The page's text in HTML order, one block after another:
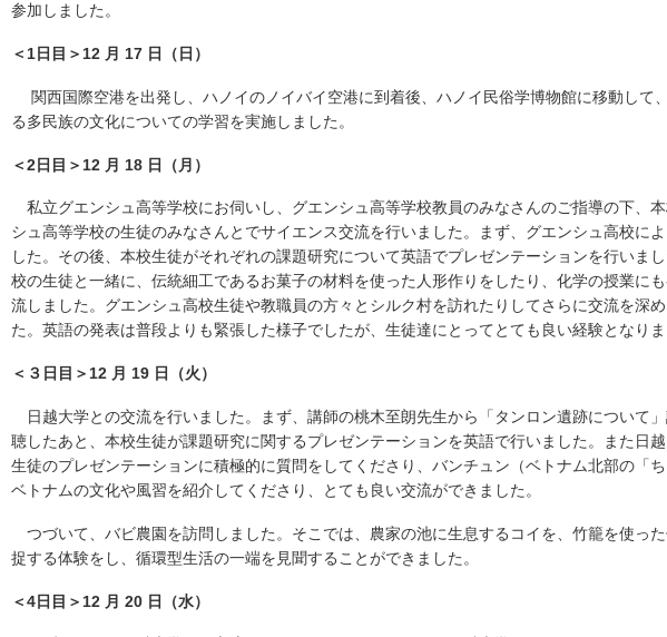
参加しました。
＜1日目＞12 月 17 日（日）
関西国際空港を出発し、ハノイのノイバイ空港に到着後、ハノイ民俗学博物館に移動して
る多民族の文化についての学習を実施しました。
＜2日目＞12 月 18 日（月）
私立グエンシュ高等学校にお伺いし、グエンシュ高等学校教員のみなさんのご指導の下、
シュ高等学校の生徒のみなさんとでサイエンス交流を行いました。まず、グエンシュ高校に
した。その後、本校生徒がそれぞれの課題研究について英語でプレゼンテーションを行いま
校の生徒と一緒に、伝統細工であるお菓子の材料を使った人形作りをしたり、化学の授業に
流しました。グエンシュ高校生徒や教職員の方々とシルク村を訪れたりしてさらに交流を深
た。英語の発表は普段よりも緊張した様子でしたが、生徒達にとってとても良い経験となりま
＜３日目＞12 月 19 日（火）
日越大学との交流を行いました。まず、講師の桃木至朗先生から「タンロン遺跡について
聴したあと、本校生徒が課題研究に関するプレゼンテーションを英語で行いました。また日
生徒のプレゼンテーションに積極的に質問をしてくださり、バンチュン（ベトナム北部の「
ベトナムの文化や風習を紹介してくださり、とても良い交流ができました。
つづいて、バビ農園を訪問しました。そこでは、農家の池に生息するコイを、竹籠を使っ
捉する体験をし、循環型生活の一端を見聞することができました。
＜4日目＞12 月 20 日（水）